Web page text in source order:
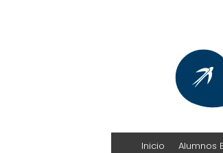
EHLI
UNINTER
Inicio Alumnos